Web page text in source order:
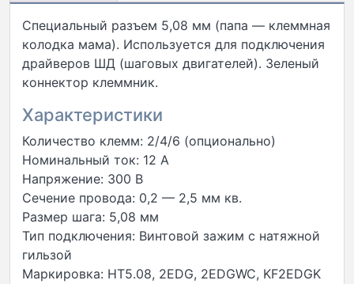
Специальный разъем 5,08 мм (папа — клеммная
колодка мама). Используется для подключения
драйверов ШД (шаговых двигателей). Зеленый
коннектор клеммник.
Характеристики
Количество клемм: 2/4/6 (опционально)
Номинальный ток: 12 A
Напряжение: 300 В
Сечение провода: 0,2 — 2,5 мм кв.
Размер шага: 5,08 мм
Тип подключения: Винтовой зажим с натяжной
гильзой
Маркировка: HT5.08, 2EDG, 2EDGWC, KF2EDGK